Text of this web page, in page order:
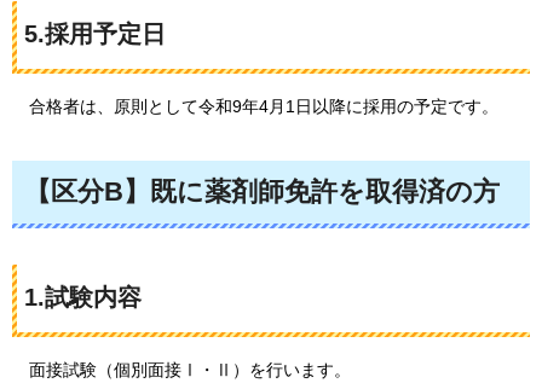
5.採用予定日
合格者は、 原則として令和9年4月1日以降に採用の予定です。
【区分B】既に薬剤師免許を取得済の方
1.試験内容
面接試験（個別面接Ⅰ・Ⅱ）を行います。